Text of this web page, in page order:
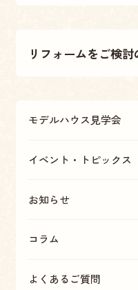
不動産情報
リフォームをご検
モデルハウス見学会
イベント・トピックス
お知らせ
コラム
よくあるご質問